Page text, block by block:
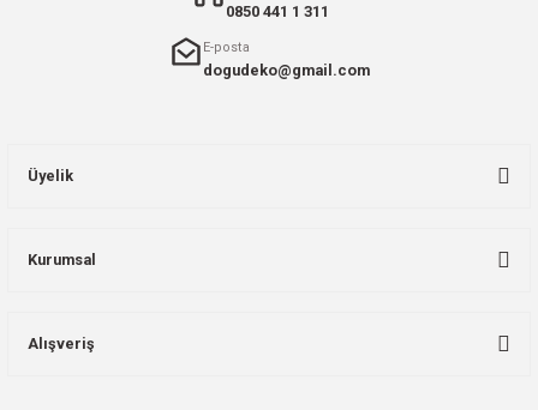
0850 441 1 311
E-posta
dogudeko@gmail.com
Üyelik
Kurumsal
Alışveriş